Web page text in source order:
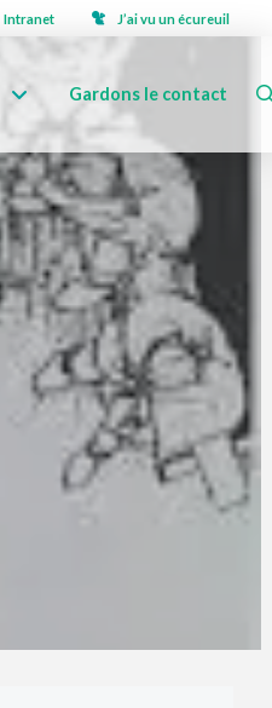
Intranet J’ai vu un écureuil
Gardons le contact